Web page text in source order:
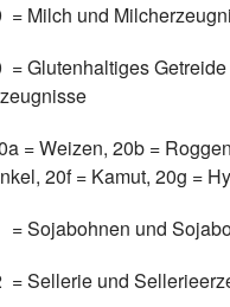
= Milch und
= Glutenhaltiges
= Weizen, 20b =
20f = Kamut, 20g =
= Sojabohnen und
= Sellerie und